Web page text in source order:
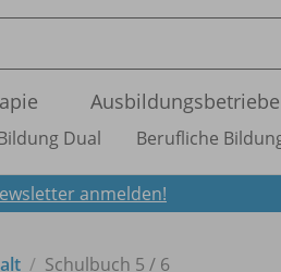
Ausbildungsbetriebe
Dual Berufliche
anmelden!
Schulbuch 5 / 6